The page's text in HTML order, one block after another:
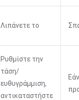
Λιπάνετε το
Ρυθμίστε την
τάση/
ευθυγράμμιση,
αντικαταστήστε